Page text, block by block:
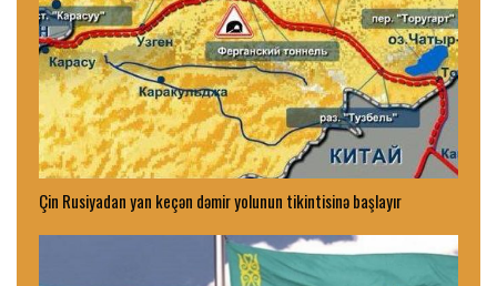
Çin Rusiyadan yan keçən dəmir yolunun tikintisinə başlayır